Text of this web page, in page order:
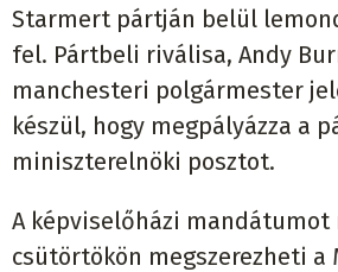
Starmert pártján belül
fel. Pártbeli riválisa, Andy
manchesteri polgármester
készül, hogy megpályázza a
miniszterelnöki posztot.
A képviselőházi mandátumot
csütörtökön megszerezheti a